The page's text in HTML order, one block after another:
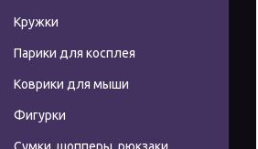
Кружки
Парики для косплея
Коврики для мыши
Фигурки